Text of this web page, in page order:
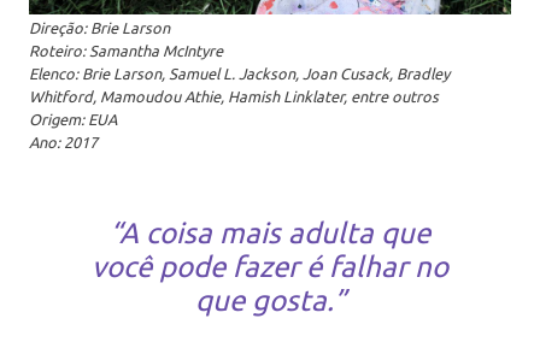
Direção: Brie Larson
Roteiro: Samantha McIntyre
Elenco: Brie Larson, Samuel L. Jackson, Joan Cusack, Bradley
Whitford, Mamoudou Athie, Hamish Linklater, entre outros
Origem: EUA
Ano: 2017
“A coisa mais adulta que
você pode fazer é falhar no
que gosta.”